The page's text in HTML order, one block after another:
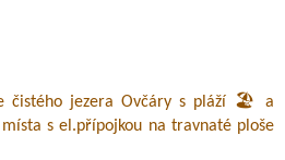
čistého jezera Ovčáry s pláží 🏖️ a
s el.přípojkou na travnaté ploše